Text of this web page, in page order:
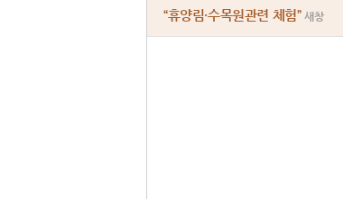
“휴양림·수목원관련 체험” 새창